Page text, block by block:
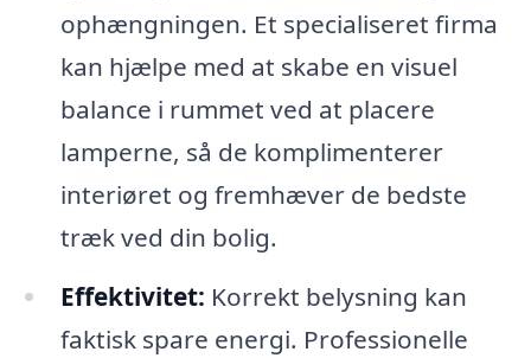
ophængningen. Et specialiseret firma
kan hjælpe med at skabe en visuel
balance i rummet ved at placere
lamperne, så de komplimenterer
interiøret og fremhæver de bedste
træk ved din bolig.
Effektivitet: Korrekt belysning kan
faktisk spare energi. Professionelle